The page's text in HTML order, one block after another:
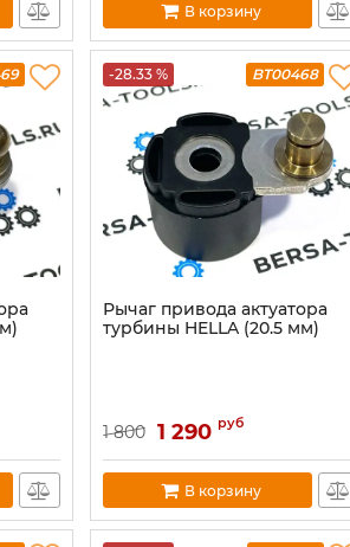
В корзину
-28.33 % BT00468
Рычаг привода актуатора
турбины HELLA (20.5 мм)
1 800 1 290 руб
В корзину